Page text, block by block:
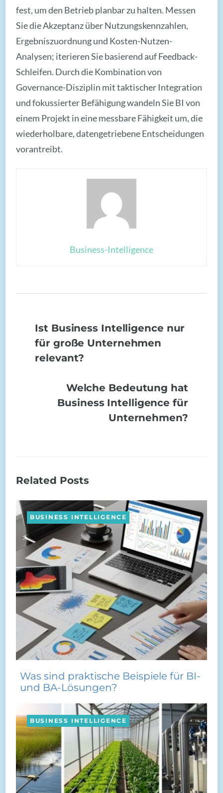
fest, um den Betrieb planbar zu halten. Messen
Sie die Akzeptanz über Nutzungskennzahlen,
Ergebniszuordnung und Kosten-Nutzen-
Analysen; iterieren Sie basierend auf Feedback-
Schleifen. Durch die Kombination von
Governance-Disziplin mit taktischer Integration
und fokussierter Befähigung wandeln Sie BI von
einem Projekt in eine messbare Fähigkeit um, die
wiederholbare, datengetriebene Entscheidungen
vorantreibt.
Business-Intelligence
Ist Business Intelligence nur
für große Unternehmen
relevant?
Welche Bedeutung hat
Business Intelligence für
Unternehmen?
Related Posts
BUSINESS INTELLIGENCE
Was sind praktische Beispiele für BI-
und BA-Lösungen?
BUSINESS INTELLIGENCE